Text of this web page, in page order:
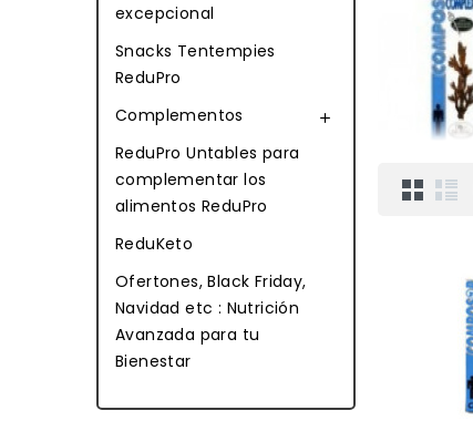
excepcional
Snacks Tentempies
ReduPro
Complementos

ReduPro Untables para
complementar los
alimentos ReduPro
ReduKeto
Ofertones, Black Friday,
Navidad etc : Nutrición
Avanzada para tu
Bienestar